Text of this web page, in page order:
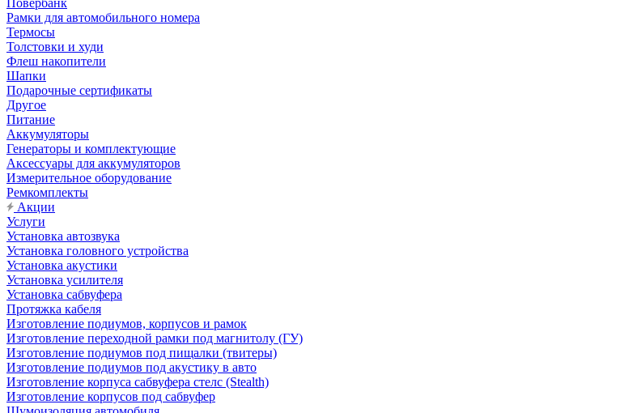
Повербанк
Рамки для автомобильного номера
Термосы
Толстовки и худи
Флеш накопители
Шапки
Подарочные сертификаты
Другое
Питание
Аккумуляторы
Генераторы и комплектующие
Аксессуары для аккумуляторов
Измерительное оборудование
Ремкомплекты
Акции
Услуги
Установка автозвука
Установка головного устройства
Установка акустики
Установка усилителя
Установка сабвуфера
Протяжка кабеля
Изготовление подиумов, корпусов и рамок
Изготовление переходной рамки под магнитолу (ГУ)
Изготовление подиумов под пищалки (твитеры)
Изготовление подиумов под акустику в авто
Изготовление корпуса сабвуфера стелс (Stealth)
Изготовление корпусов под сабвуфер